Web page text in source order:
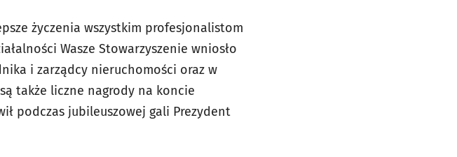
życzenia wszystkim profesjonalistom
Wasze Stowarzyszenie wniosło
i zarządcy nieruchomości oraz w
także liczne nagrody na koncie
podczas jubileuszowej gali Prezydent